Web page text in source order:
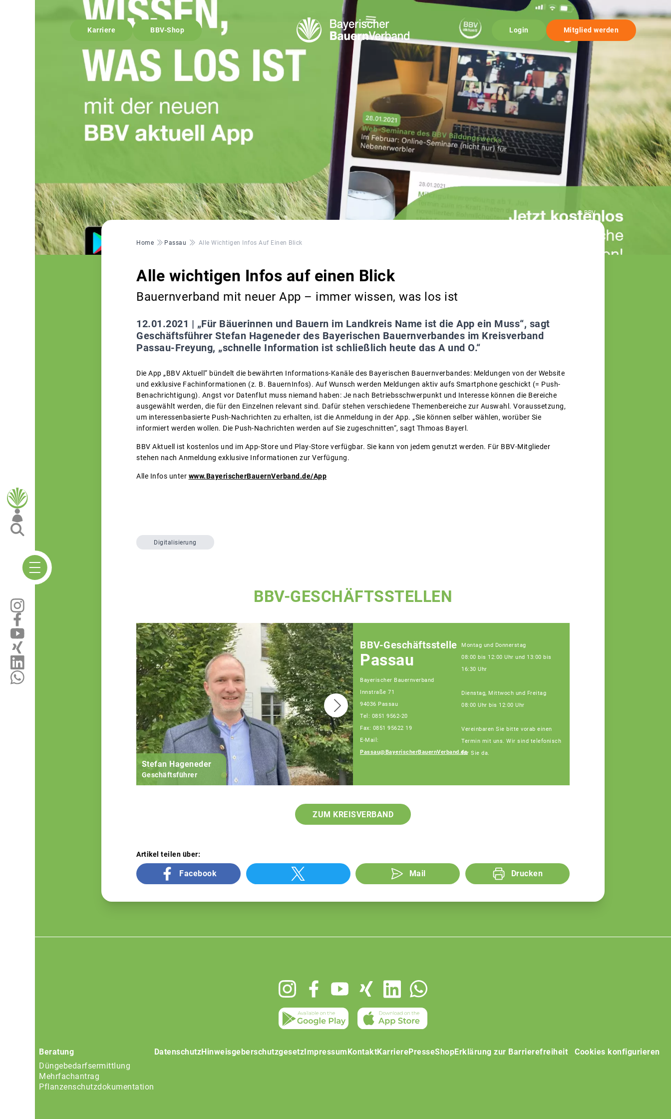
Karriere BBV-Shop Login Mitglied werden
© BBV
Pfadnavigation
Home Passau Alle Wichtigen Infos Auf Einen Blick
Alle wichtigen Infos auf einen Blick
Bauernverband mit neuer App – immer wissen, was los ist
12.01.2021 | „Für Bäuerinnen und Bauern im Landkreis Name ist die App ein Muss“, sagt
Geschäftsführer Stefan Hageneder des Bayerischen Bauernverbandes im Kreisverband
Passau-Freyung, „schnelle Information ist schließlich heute das A und O.“
Die App „BBV Aktuell“ bündelt die bewährten Informations-Kanäle des Bayerischen Bauernverbandes: Meldungen von der Website
und exklusive Fachinformationen (z. B. BauernInfos). Auf Wunsch werden Meldungen aktiv aufs Smartphone geschickt (= Push-
Benachrichtigung). Angst vor Datenflut muss niemand haben: Je nach Betriebsschwerpunkt und Interesse können die Bereiche
ausgewählt werden, die für den Einzelnen relevant sind. Dafür stehen verschiedene Themenbereiche zur Auswahl. Voraussetzung,
um interessenbasierte Push-Nachrichten zu erhalten, ist die Anmeldung in der App. „Sie können selber wählen, worüber Sie
informiert werden wollen. Die Push-Nachrichten werden auf Sie zugeschnitten“, sagt Thmoas Bayerl.
BBV Aktuell ist kostenlos und im App-Store und Play-Store verfügbar. Sie kann von jedem genutzt werden. Für BBV-Mitglieder
stehen nach Anmeldung exklusive Informationen zur Verfügung.
Alle Infos unter www.BayerischerBauernVerband.de/App
Digitalisierung
BBV-GESCHÄFTSSTELLEN
Stefan Hageneder
Geschäftsführer
BBV-Geschäftsstelle
Passau
Bayerischer Bauernverband
Innstraße 71
94036 Passau
Tel: 0851 9562-20
Fax: 0851 95622 19
E-Mail:
Passau@BayerischerBauernVerband.de
Montag und Donnerstag
08:00 bis 12:00 Uhr und 13:00 bis
16:30 Uhr
Dienstag, Mittwoch und Freitag
08:00 Uhr bis 12:00 Uhr
Vereinbaren Sie bitte vorab einen
Termin mit uns. Wir sind telefonisch
für Sie da.
ZUM KREISVERBAND
Artikel teilen über:
Facebook Mail Drucken
Beratung
Düngebedarfsermittlung
Mehrfachantrag
Pflanzenschutzdokumentation
DatenschutzHinweisgeberschutzgesetzImpressumKontaktKarrierePresseShopErklärung zur Barrierefreiheit Cookies konfigurieren